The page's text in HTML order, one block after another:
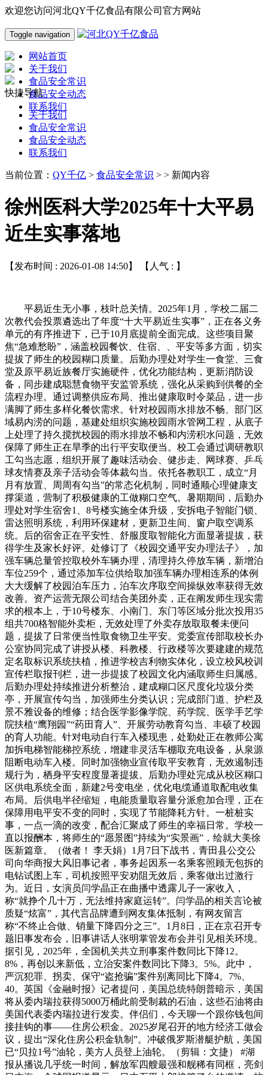
欢迎您访问河北QY千亿食品有限公司官方网站
Toggle navigation
网站首页
关于我们
食品安全常识
食品安全动态
联系我们
快捷导航
关于我们
食品安全常识
食品安全动态
联系我们
当前位置： QY千亿 > 食品安全常识 > > 新闻内容
徐州医科大学2025年十大平易
近生实事落地
【发布时间 : 2026-01-08 14:50】 【人气 : 】
平易近生无小事，枝叶总关情。2025年1月，学校二届二
次教代会投票遴选出了年度“十大平易近生实事”，正在各义务
单元的有序推进下，已于10月底提前全面完成。这些项目聚
焦“急难愁盼”，涵盖校园餐饮、住宿、、平安等多方面，切实
提拔了师生的校园糊口质量。后勤办理处对学生一食堂、三食
堂及原平易近族餐厅实施硬件，优化功能结构，更新消防设
备，同步建成聪慧食物平安监管系统，强化从采购到供餐的全
流程办理。通过调整供应布局、推出健康取时令菜品，进一步
满脚了师生多样化餐饮需求。针对校园雨水排放不畅、部门区
域易内涝的问题，基建处组织实施校园雨水管网工程，从底子
上处理了持久搅扰校园的雨水排放不畅和内涝积水问题，无效
保障了师生正在旱季的出行平安取便当。校工会通过调研教职
工勾当志愿，组织开展了趣味活动会、健步走、网球赛、乒乓
球友情赛及亲子活动会等体裁勾当。依托各教职工，成立“月
月有放置、周周有勾当”的常态化机制，同时通顺心理健康支
撑渠道，营制了积极健康的工做糊口空气。暑期期间，后勤办
理处对学生宿舍1、8号楼实施全体升级，安拆电子智能门锁、
雷达照明系统，利用环保建材，更新卫生间、窗户取空调系
统。后的宿舍正在平安性、舒服度取智能化方面显著提拔，获
得学生及家长好评。处修订了《校园交通平安办理法子》，加
强车辆总量管控取校外车辆办理，清理持久停放车辆，新增泊
车位259个，通过添加车位供给取加强车辆办理相连系的体例
大大缓解了校园泊车压力，泊车次序取空间操纵效率获得无效
改善。资产运营无限公司结合美团外卖，正在阐发师生现实需
求的根本上，于10号楼东、小南门、东门等区域分批次投用35
组共700格智能外卖柜，无效处理了外卖存放取取餐未便问
题，提拔了日常便当性取食物卫生平安。党委宣传部取校长办
公室协同完成了讲授从楼、科教楼、行政楼等次要建建的规范
定名取标识系统扶植，推进学校吉利物实体化，设立校风校训
宣传栏取报刊栏，进一步提拔了校园文化内涵取师生归属感。
后勤办理处持续推进分析整治，建成糊口区尺度化垃圾分类
亭，开展宣传勾当，加强师生分类认识；完成部门道、护栏及
景不雅设备的维修；结合医学影像学院、药学院、医学手艺学
院扶植“鹰翔园”“药田育人”、开展劳动教育勾当、丰硕了校园
的育人功能。针对电动自行车入楼现患，处勤处正在教师公寓
加拆电梯智能梯控系统，增建非灵活车棚取充电设备，从泉源
阻断电动车入楼。同时加强物业宣传取平安教育，无效遏制违
规行为，栖身平安程度显著提拔。后勤办理处完成从校区糊口
区供电系统全面，新建2号变电坐，优化电缆通道取配电收集
布局。后供电半径缩短，电能质量取容量分派愈加合理，正在
保障用电平安不变的同时，实现了节能降耗方针。一桩桩实
事，一点一滴的改变，配合汇聚成了师生的幸福日常。学校一
直以报酬本，将师生的“愿景图”持续为“实景画”，绘就大美徐
医新篇章。（做者！ 李天娟）1月7日下战书，青田县公交公
司向华商报大风旧事记者，事务起因系一名乘客照顾无包拆的
电钻试图上车，司机按照平安劝阻无效后，乘客做出过激行
为。近日，女演员闫学晶正在曲播中透露儿子一家收入，
称“就挣个几十万，无法维持家庭运转”。闫学晶的相关言论被
质疑“炫富”，其代言品牌遭到网友集体抵制，有网友留言
称“不终止合做、销量下降四分之三”。1月8日，正在京召开专
题旧事发布会，旧事讲话人张明掌管发布会并引见相关环境。
据引见，2025年，全国机关共立刑事案件数同比下降12。
8%，再创以来新低，立治安案件数同比下降3。5%。此中，
严沉犯罪、拐卖、保守“盗抢骗”案件别离同比下降4。7%、
40。英国《金融时报》记者提问，美国总统特朗普暗示，美国
将从委内瑞拉获得5000万桶此前受制裁的石油，这些石油将由
美国代表委内瑞拉进行发卖。伴侣们，今天聊一个跟你钱包间
接挂钩的事——住房公积金。2025岁尾召开的地方经济工做会
议，提出“深化住房公积金轨制”。冲破俄罗斯潜艇护航，美国
已“贝拉1号”油轮，美方人员登上油轮。（剪辑：文捷） #湖
报从播说几乎统一时间，解放军四艘最强和舰稀有同框，亮剑